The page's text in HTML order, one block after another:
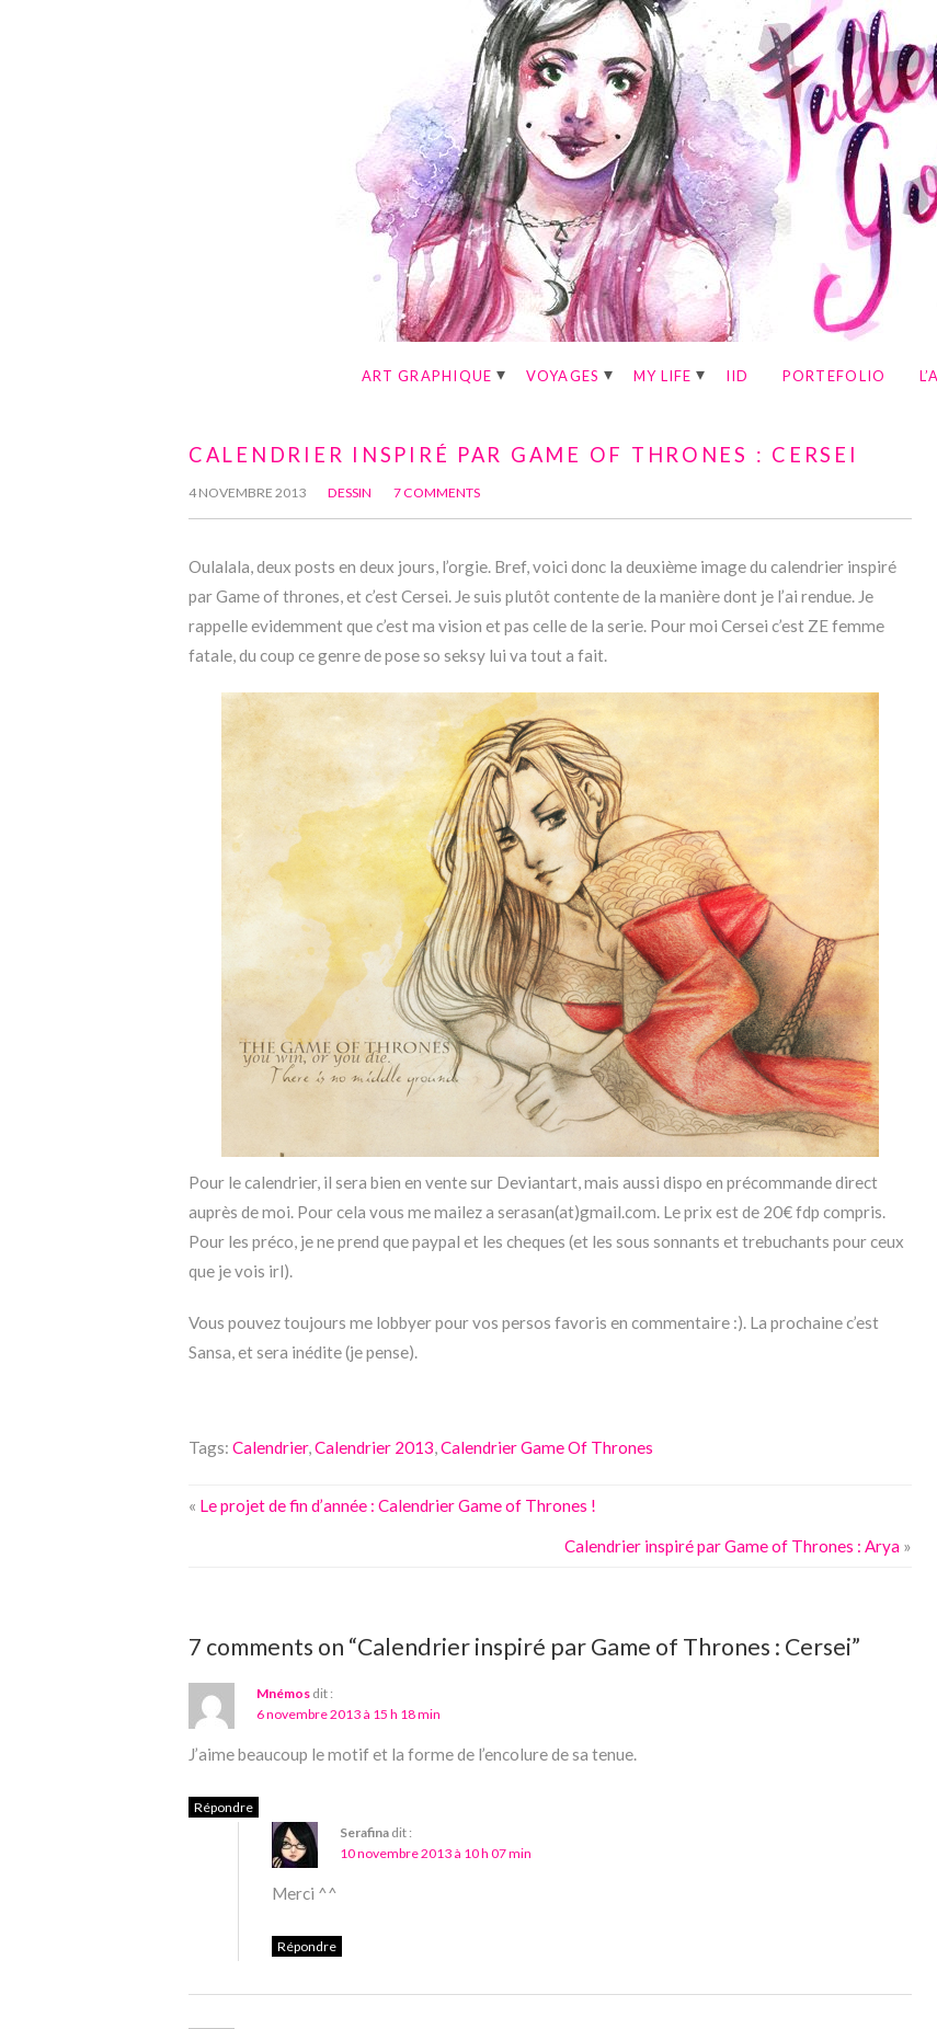
ART GRAPHIQUE VOYAGES MY LIFE IID PORTEFOLIO
CALENDRIER INSPIRÉ PAR GAME OF THRONES : CERSEI
4 NOVEMBRE 2013 DESSIN 7 COMMENTS
Oulalala, deux posts en deux jours, l’orgie. Bref, voici donc la deuxième image du calendrier inspiré
par Game of thrones, et c’est Cersei. Je suis plutôt contente de la manière dont je l’ai rendue. Je
rappelle evidemment que c’est ma vision et pas celle de la serie. Pour moi Cersei c’est ZE femme
fatale, du coup ce genre de pose so seksy lui va tout a fait.
Pour le calendrier, il sera bien en vente sur Deviantart, mais aussi dispo en précommande direct
auprès de moi. Pour cela vous me mailez a serasan(at)gmail.com. Le prix est de 20€ fdp compris.
Pour les préco, je ne prend que paypal et les cheques (et les sous sonnants et trebuchants pour ceux
que je vois irl).
Vous pouvez toujours me lobbyer pour vos persos favoris en commentaire :). La prochaine c’est
Sansa, et sera inédite (je pense).
Tags: Calendrier,Calendrier 2013,Calendrier Game Of Thrones
« Le projet de fin d’année : Calendrier Game of Thrones !
Calendrier inspiré par Game of Thrones : Arya »
7 comments on “Calendrier inspiré par Game of Thrones : Cersei”
Mnémos dit :
6 novembre 2013 à 15 h 18 min
J’aime beaucoup le motif et la forme de l’encolure de sa tenue.
Répondre
Serafina dit :
10 novembre 2013 à 10 h 07 min
Merci ^^
Répondre